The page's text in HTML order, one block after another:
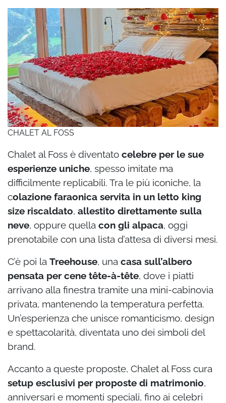
CHALET AL FOSS
Chalet al Foss è diventato celebre per le sue
esperienze uniche, spesso imitate ma
difficilmente replicabili. Tra le più iconiche, la
colazione faraonica servita in un letto king
size riscaldato, allestito direttamente sulla
neve, oppure quella con gli alpaca, oggi
prenotabile con una lista d’attesa di diversi mesi.
C’è poi la Treehouse, una casa sull’albero
pensata per cene tête-à-tête, dove i piatti
arrivano alla finestra tramite una mini-cabinovia
privata, mantenendo la temperatura perfetta.
Un’esperienza che unisce romanticismo, design
e spettacolarità, diventata uno dei simboli del
brand.
Accanto a queste proposte, Chalet al Foss cura
setup esclusivi per proposte di matrimonio,
anniversari e momenti speciali, fino ai celebri